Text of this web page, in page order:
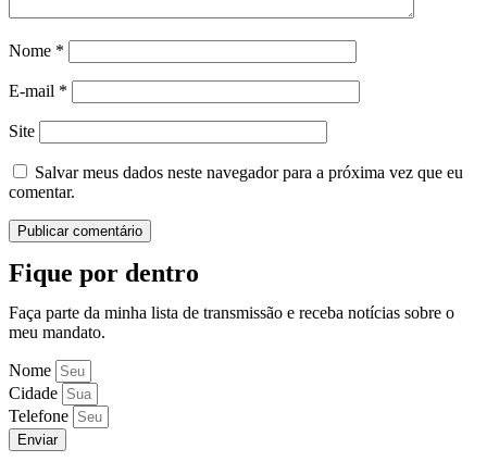
Nome *
E-mail *
Site
Salvar meus dados neste navegador para a próxima vez que eu
comentar.
Fique por dentro
Faça parte da minha lista de transmissão e receba notícias sobre o
meu mandato.
Nome
Cidade
Telefone
Enviar